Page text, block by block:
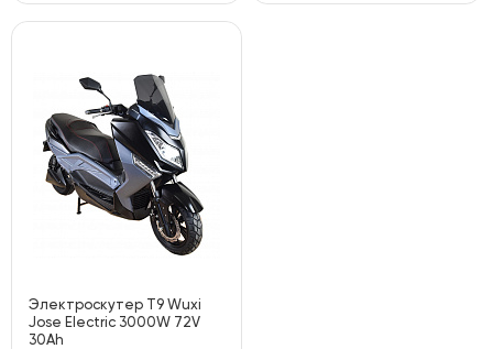
Электроскутер T9 Wuxi
Jose Electric 3000W 72V
30Ah